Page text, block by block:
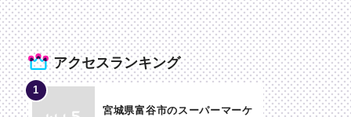
アクセスランキング
宮城県富谷市のスーパーマーケ